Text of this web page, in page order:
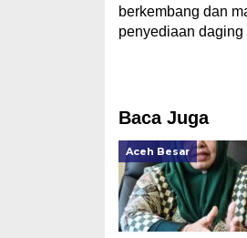
berkembang dan
penyediaan
Baca Juga
Aceh Besar